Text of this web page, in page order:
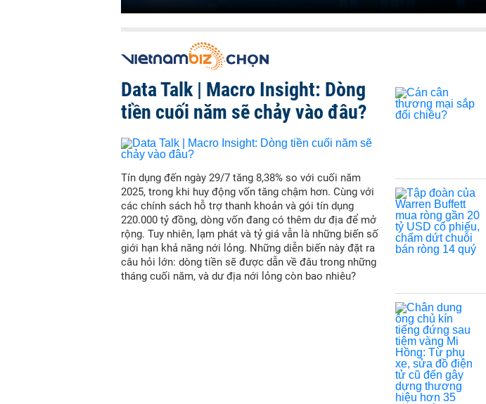
Data Talk | Macro Insight: Dòng
tiền cuối năm sẽ chảy vào đâu?
Tín dụng đến ngày 29/7 tăng 8,38% so với cuối năm
2025, trong khi huy động vốn tăng chậm hơn. Cùng với
các chính sách hỗ trợ thanh khoản và gói tín dụng
220.000 tỷ đồng, dòng vốn đang có thêm dư địa để mở
rộng. Tuy nhiên, lạm phát và tỷ giá vẫn là những biến số
giới hạn khả năng nới lỏng. Những diễn biến này đặt ra
câu hỏi lớn: dòng tiền sẽ được dẫn về đâu trong những
tháng cuối năm, và dư địa nới lỏng còn bao nhiêu?